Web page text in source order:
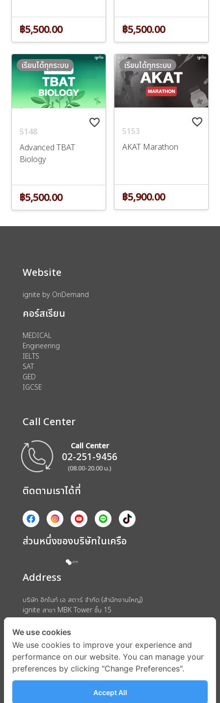
฿5,500.00 ฿5,500.00
favorite_border
5148
Advanced TBAT
Biology
เรียนได้ทุกระบบ
฿5,500.00
favorite_border
5153
AKAT Marathon
เรียนได้ทุกระบบ
฿5,900.00
Website
ignite by OnDemand
คอร์สเรียน
MEDICAL
Engineering
IELTS
SAT
GED
IGCSE
Call Center
Call Center
02-251-9456
(08.00-20.00 น.)
ติดตามเราได้ที่
ส่วนหนึ่งของบริษัทในเครือ
Address
บริษัท อิกไนท์ เอ สตาร์ จำกัด (สำนักงานใหญ่)
ignite สาขา MBK Tower ชั้น 15
ถนนพญาไท แขวงวังใหม่ เขตปทุมวัน กรุงเทพมหานคร 10330
We use cookies
We use cookies to improve your experience and
performance on our website. You can manage your
preferences by clicking "Change Preferences".
Accept All